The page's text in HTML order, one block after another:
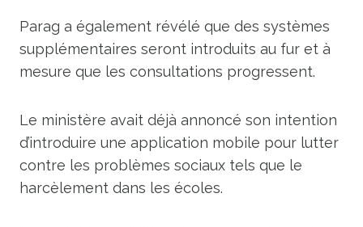
Parag a également révélé que des systèmes
supplémentaires seront introduits au fur et à
mesure que les consultations progressent.
Le ministère avait déjà annoncé son intention
d’introduire une application mobile pour lutter
contre les problèmes sociaux tels que le
harcèlement dans les écoles.